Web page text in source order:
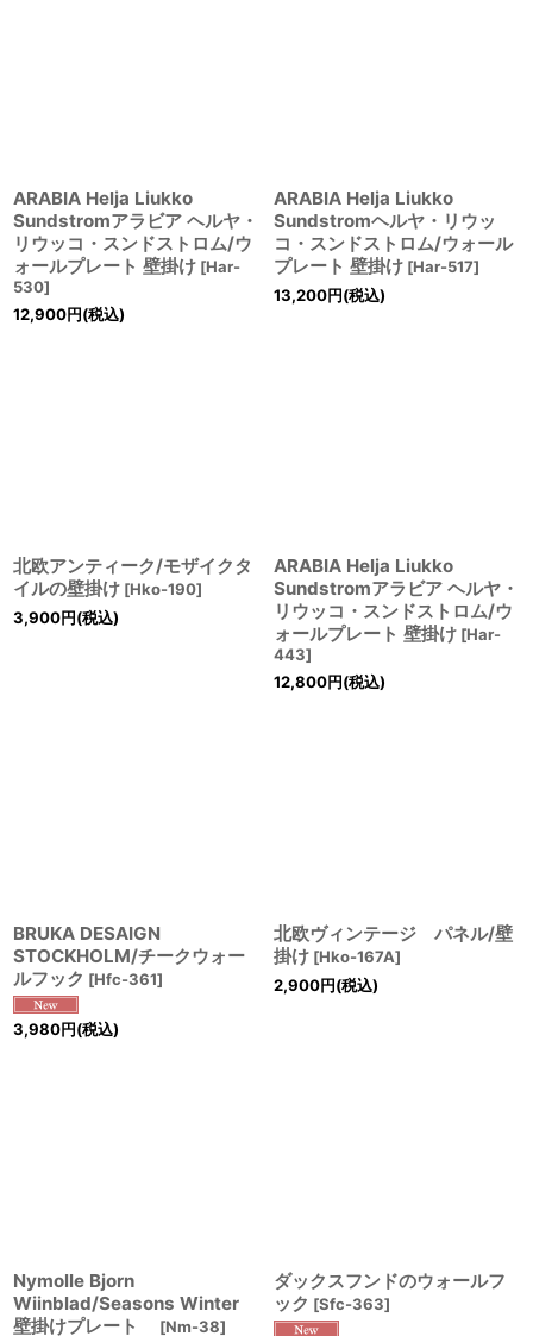
ARABIA Helja Liukko
Sundstromアラビア ヘルヤ・
リウッコ・スンドストロム/ウ
ォールプレート 壁掛け [Har-
530]
12,900円(税込)
ARABIA Helja Liukko
Sundstromヘルヤ・リウッ
コ・スンドストロム/ウォール
プレート 壁掛け [Har-517]
13,200円(税込)
北欧アンティーク/モザイクタ
イルの壁掛け [Hko-190]
3,900円(税込)
ARABIA Helja Liukko
Sundstromアラビア ヘルヤ・
リウッコ・スンドストロム/ウ
ォールプレート 壁掛け [Har-
443]
12,800円(税込)
BRUKA DESAIGN
STOCKHOLM/チークウォー
ルフック [Hfc-361]
3,980円(税込)
北欧ヴィンテージ パネル/壁
掛け [Hko-167A]
2,900円(税込)
Nymolle Bjorn
Wiinblad/Seasons Winter
壁掛けプレート
[Nm-38]
ダックスフンドのウォールフ
ック [Sfc-363]